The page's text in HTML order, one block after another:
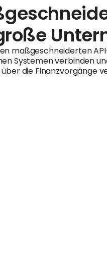
maßgeschneiderten
Systemen verbinden
die Finanzvorgänge